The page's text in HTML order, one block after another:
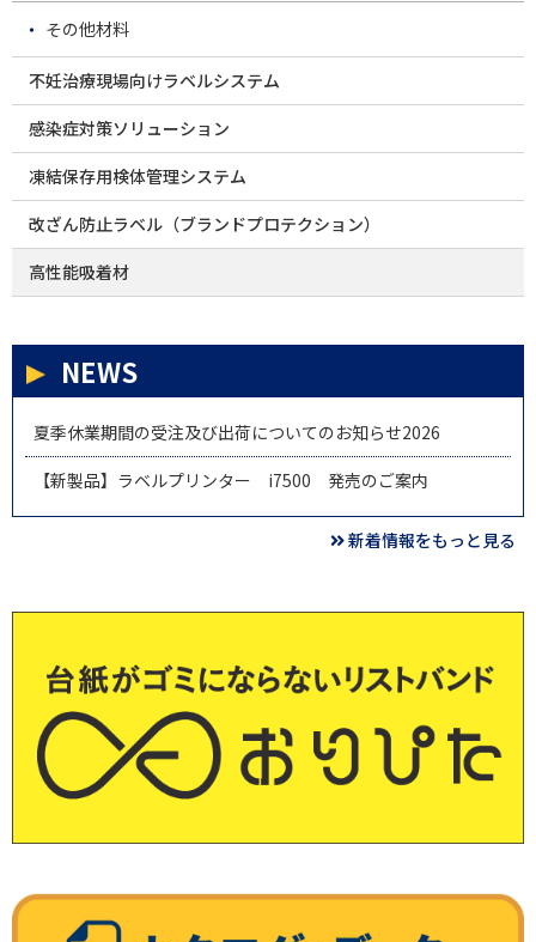
その他材料
不妊治療現場向けラベルシステム
感染症対策ソリューション
凍結保存用検体管理システム
改ざん防止ラベル（ブランドプロテクション）
高性能吸着材
NEWS
夏季休業期間の受注及び出荷についてのお知らせ2026
【新製品】ラベルプリンター i7500 発売のご案内
新着情報をもっと見る